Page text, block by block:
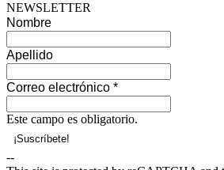
NEWSLETTER
Nombre
Apellido
Correo electrónico *
Este campo es obligatorio.
--